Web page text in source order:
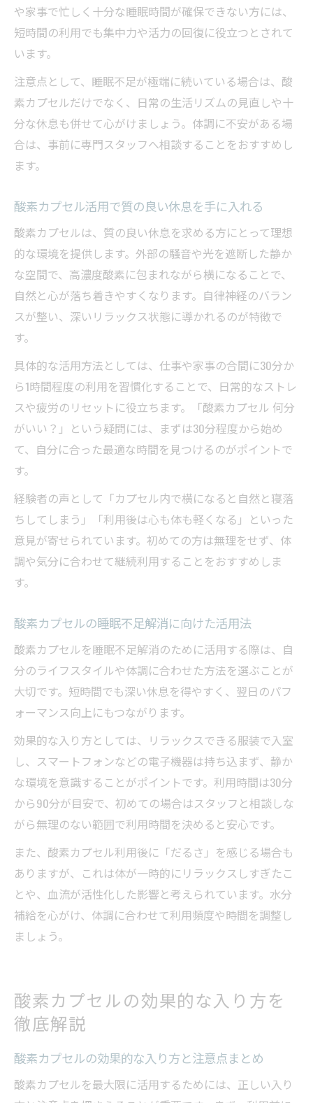
や家事で忙しく十分な睡眠時間が確保できない方には、
短時間の利用でも集中力や活力の回復に役立つとされて
います。
注意点として、睡眠不足が極端に続いている場合は、酸
素カプセルだけでなく、日常の生活リズムの見直しや十
分な休息も併せて心がけましょう。体調に不安がある場
合は、事前に専門スタッフへ相談することをおすすめし
ます。
酸素カプセル活用で質の良い休息を手に入れる
酸素カプセルは、質の良い休息を求める方にとって理想
的な環境を提供します。外部の騒音や光を遮断した静か
な空間で、高濃度酸素に包まれながら横になることで、
自然と心が落ち着きやすくなります。自律神経のバラン
スが整い、深いリラックス状態に導かれるのが特徴で
す。
具体的な活用方法としては、仕事や家事の合間に30分か
ら1時間程度の利用を習慣化することで、日常的なストレ
スや疲労のリセットに役立ちます。「酸素カプセル 何分
がいい？」という疑問には、まずは30分程度から始め
て、自分に合った最適な時間を見つけるのがポイントで
す。
経験者の声として「カプセル内で横になると自然と寝落
ちしてしまう」「利用後は心も体も軽くなる」といった
意見が寄せられています。初めての方は無理をせず、体
調や気分に合わせて継続利用することをおすすめしま
す。
酸素カプセルの睡眠不足解消に向けた活用法
酸素カプセルを睡眠不足解消のために活用する際は、自
分のライフスタイルや体調に合わせた方法を選ぶことが
大切です。短時間でも深い休息を得やすく、翌日のパフ
ォーマンス向上にもつながります。
効果的な入り方としては、リラックスできる服装で入室
し、スマートフォンなどの電子機器は持ち込まず、静か
な環境を意識することがポイントです。利用時間は30分
から90分が目安で、初めての場合はスタッフと相談しな
がら無理のない範囲で利用時間を決めると安心です。
また、酸素カプセル利用後に「だるさ」を感じる場合も
ありますが、これは体が一時的にリラックスしすぎたこ
とや、血流が活性化した影響と考えられています。水分
補給を心がけ、体調に合わせて利用頻度や時間を調整し
ましょう。
酸素カプセルの効果的な入り方を
徹底解説
酸素カプセルの効果的な入り方と注意点まとめ
酸素カプセルを最大限に活用するためには、正しい入り